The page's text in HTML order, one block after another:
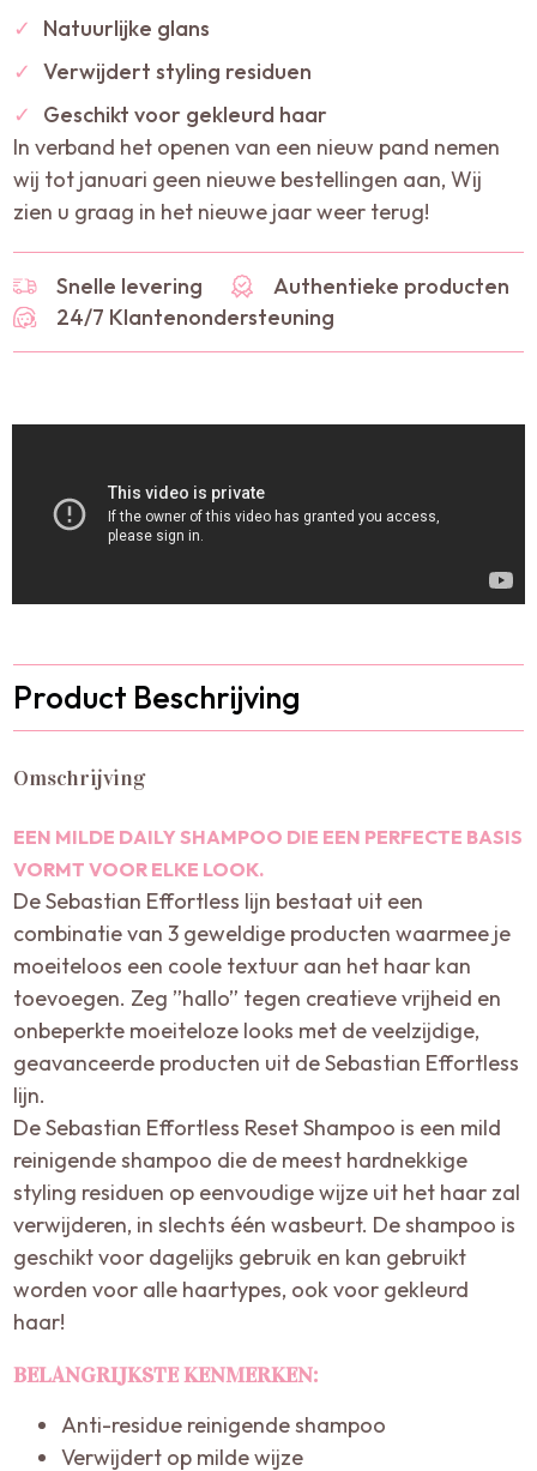
✓
Natuurlijke glans
✓ Verwijdert styling residuen
✓
Geschikt voor gekleurd haar
In verband het openen van een nieuw pand nemen
wij tot januari geen nieuwe bestellingen aan, Wij
zien u graag in het nieuwe jaar weer terug!
Snelle levering
Authentieke producten
24/7 Klantenondersteuning
Product Beschrijving
Omschrijving
EEN MILDE DAILY SHAMPOO DIE EEN PERFECTE BASIS
VORMT VOOR ELKE LOOK.
De Sebastian Effortless lijn bestaat uit een
combinatie van 3 geweldige producten waarmee je
moeiteloos een coole textuur aan het haar kan
toevoegen. Zeg ”hallo” tegen creatieve vrijheid en
onbeperkte moeiteloze looks met de veelzijdige,
geavanceerde producten uit de Sebastian Effortless
lijn.
De Sebastian Effortless Reset Shampoo is een mild
reinigende shampoo die de meest hardnekkige
styling residuen op eenvoudige wijze uit het haar zal
verwijderen, in slechts één wasbeurt. De shampoo is
geschikt voor dagelijks gebruik en kan gebruikt
worden voor alle haartypes, ook voor gekleurd
haar!
BELANGRIJKSTE KENMERKEN:
Anti-residue reinigende shampoo
Verwijdert op milde wijze